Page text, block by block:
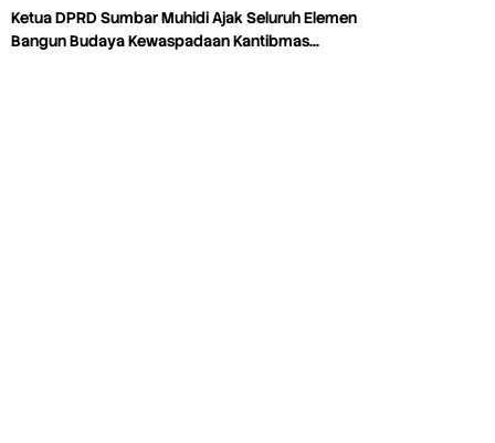
Ketua DPRD Sumbar Muhidi Ajak Seluruh Elemen
Bangun Budaya Kewaspadaan Kantibmas…